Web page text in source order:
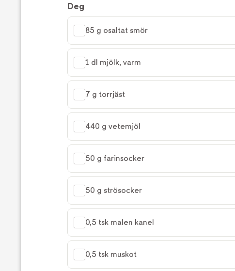
Deg
85 g osaltat smör
1 dl mjölk, varm
7 g torrjäst
440 g vetemjöl
50 g farinsocker
50 g strösocker
0,5 tsk malen kanel
0,5 tsk muskot